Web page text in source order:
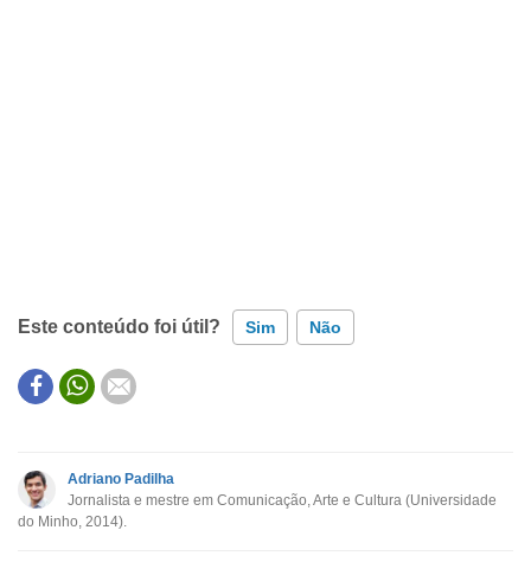
Este conteúdo foi útil? Sim Não
Este conteúdo não tem a informação que procuro
Outro
Adriano Padilha
Jornalista e mestre em Comunicação, Arte e Cultura (Universidade
do Minho, 2014).